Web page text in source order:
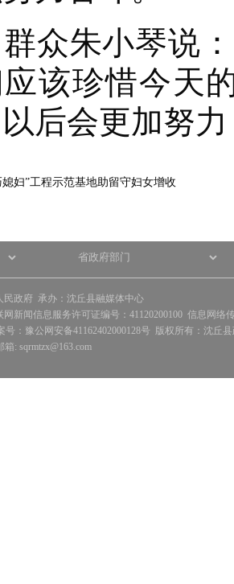
朱小琴说：“
该珍惜今天
后会更加努
媳妇”工程示范基地助留守妇女增收
政府 承办：沈丘县融媒体中心
网新闻信息服务许可证编号：41120200100 信息网络
号：豫公网安备41162402000128号 版权所有：沈丘
: sqrmtzx@163.com